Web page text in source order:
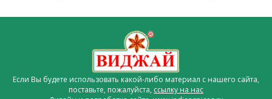
Если Вы будете использовать какой-либо материал с нашего сайта,
поставьте, пожалуйста, ссылку на нас